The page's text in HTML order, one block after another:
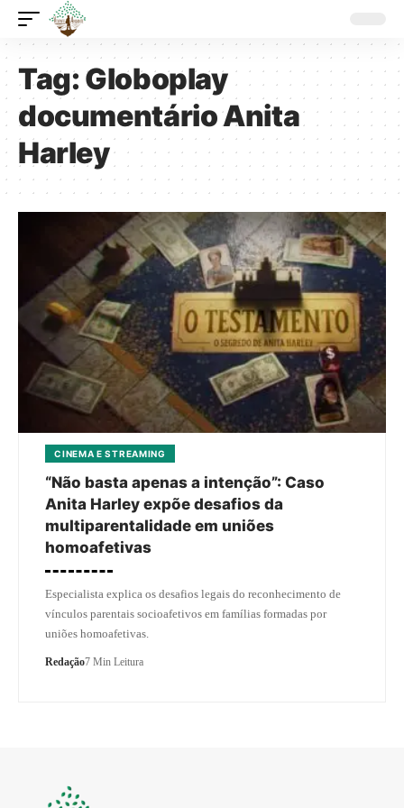
Tag:Globoplay
documentário Anita
Harley
CINEMA E STREAMING
“Não basta apenas a intenção”: Caso
Anita Harley expõe desafios da
multiparentalidade em uniões
homoafetivas
Especialista explica os desafios legais do reconhecimento de
vínculos parentais socioafetivos em famílias formadas por
uniões homoafetivas.
Redação7 Min Leitura